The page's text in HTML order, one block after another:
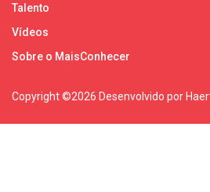
Talento
Vídeos
Sobre o MaisConhecer
Copyright ©2026 Desenvolvido por